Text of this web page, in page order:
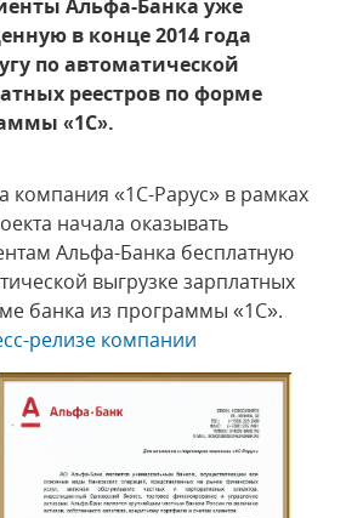
Альфа-Банка уже
в конце 2014 года
по автоматической
реестров по форме
«1С».
компания «1С-Рарус» в рамках
начала оказывать
Альфа-Банка бесплатную
выгрузке зарплатных
банка из программы «1С».
релизе компании